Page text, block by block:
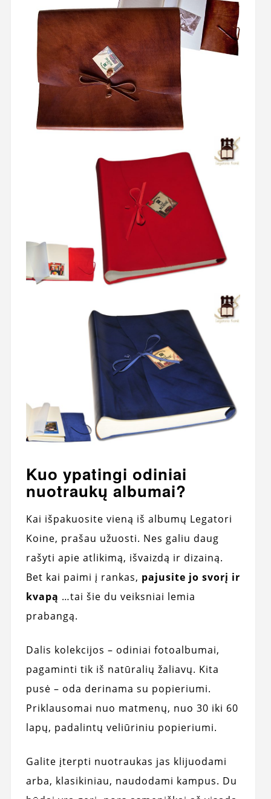
Kuo ypatingi odiniai
nuotraukų albumai?
Kai išpakuosite vieną iš albumų Legatori
Koine, prašau užuosti. Nes galiu daug
rašyti apie atlikimą, išvaizdą ir dizainą.
Bet kai paimi į rankas, pajusite jo svorį ir
kvapą …tai šie du veiksniai lemia
prabangą.
Dalis kolekcijos – odiniai fotoalbumai,
pagaminti tik iš natūralių žaliavų. Kita
pusė – oda derinama su popieriumi.
Priklausomai nuo matmenų, nuo 30 iki 60
lapų, padalintų veliūriniu popieriumi.
Galite įterpti nuotraukas jas klijuodami
arba, klasikiniau, naudodami kampus. Du